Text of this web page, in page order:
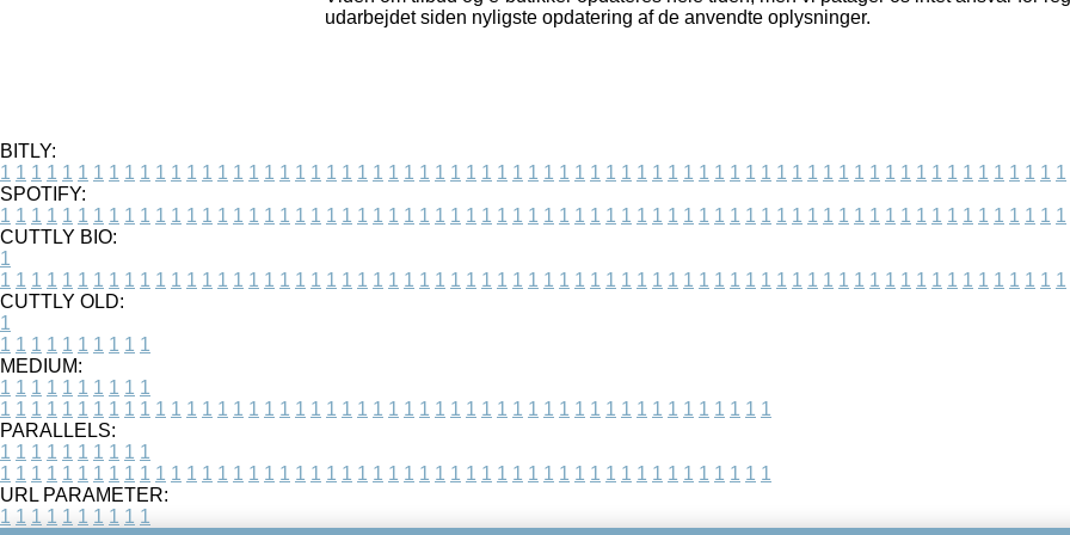
udarbejdet siden nyligste opdatering af de anvendte oplysninger.
BITLY:
1 1 1 1 1 1 1 1 1 1 1 1 1 1 1 1 1 1 1 1 1 1 1 1 1 1 1 1 1 1 1 1 1 1 1 1 1 1 1 1 1 1 1 1 1 1 1 1 1 1 1 1 1 1 1 1 1 1 1 1 1 1 1 1 1 1 1 1 1
SPOTIFY:
1 1 1 1 1 1 1 1 1 1 1 1 1 1 1 1 1 1 1 1 1 1 1 1 1 1 1 1 1 1 1 1 1 1 1 1 1 1 1 1 1 1 1 1 1 1 1 1 1 1 1 1 1 1 1 1 1 1 1 1 1 1 1 1 1 1 1 1 1
CUTTLY BIO:
1
1 1 1 1 1 1 1 1 1 1 1 1 1 1 1 1 1 1 1 1 1 1 1 1 1 1 1 1 1 1 1 1 1 1 1 1 1 1 1 1 1 1 1 1 1 1 1 1 1 1 1 1 1 1 1 1 1 1 1 1 1 1 1 1 1 1 1 1 1
CUTTLY OLD:
1
1 1 1 1 1 1 1 1 1 1
MEDIUM:
1 1 1 1 1 1 1 1 1 1
1 1 1 1 1 1 1 1 1 1 1 1 1 1 1 1 1 1 1 1 1 1 1 1 1 1 1 1 1 1 1 1 1 1 1 1 1 1 1 1 1 1 1 1 1 1 1 1 1 1
PARALLELS:
1 1 1 1 1 1 1 1 1 1
1 1 1 1 1 1 1 1 1 1 1 1 1 1 1 1 1 1 1 1 1 1 1 1 1 1 1 1 1 1 1 1 1 1 1 1 1 1 1 1 1 1 1 1 1 1 1 1 1 1
URL PARAMETER:
1 1 1 1 1 1 1 1 1 1